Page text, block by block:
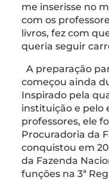
me inserisse no
com os
livros, fez com
queria seguir
A preparação
começou ainda
Inspirado pela
instituição e pelo
professores, ele
Procuradoria da
conquistou em
da Fazenda
funções na 3ª